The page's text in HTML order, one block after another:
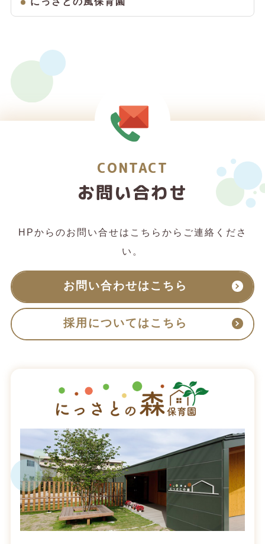
CONTACT
お問い合わせ
HPからのお問い合せはこちらからご連絡くださ
い。
お問い合わせはこちら
採用についてはこちら